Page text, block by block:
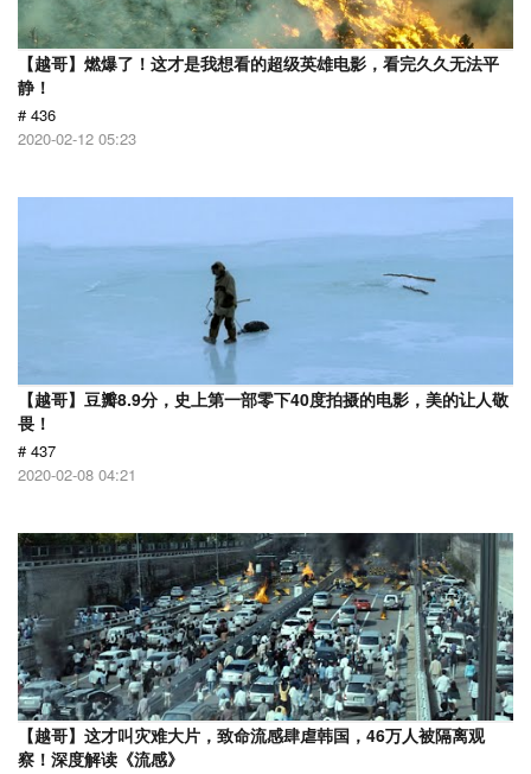
【越哥】燃爆了！这才是我想看的超级英雄电影，看完久久无法平
静！
# 436
2020-02-12 05:23
【越哥】豆瓣8.9分，史上第一部零下40度拍摄的电影，美的让人敬
畏！
# 437
2020-02-08 04:21
【越哥】这才叫灾难大片，致命流感肆虐韩国，46万人被隔离观
察！深度解读《流感》